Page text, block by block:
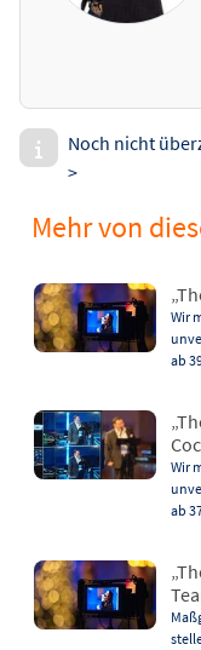
Noch nicht
>
Mehr von
Wir
ab
Wir
ab